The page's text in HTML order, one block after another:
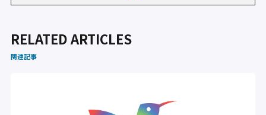
RELATED ARTICLES
関連記事